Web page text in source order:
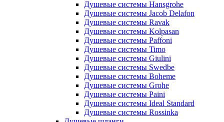
Душевые системы Hansgrohe
Душевые системы Jacob Delafon
Душевые системы Ravak
Душевые системы Kolpasan
Душевые системы Paffoni
Душевые системы Timo
Душевые системы Giulini
Душевые системы Swedbe
Душевые системы Boheme
Душевые системы Grohe
Душевые системы Paini
Душевые системы Ideal Standard
Душевые системы Rossinka